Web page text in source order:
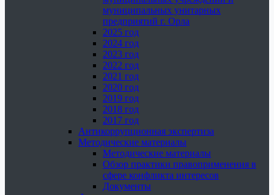
муниципальных унитарных
предприятий г. Орла
2025 год
2024 год
2023 год
2022 год
2021 год
2020 год
2019 год
2018 год
2017 год
Антикоррупционная экспертиза
Методические материалы
Методические материалы
Обзор практики правоприменения в
сфере конфликта интересов
Документы